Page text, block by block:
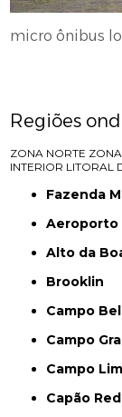
micro ônibus
Regiões
ZONA NORTE
INTERIOR LITORAL
Fazenda
Aeroporto
Alto da
Brooklin
Campo
Campo
Campo
Capão